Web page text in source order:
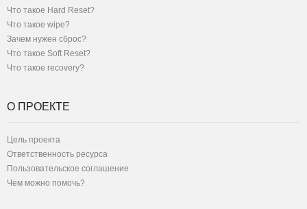
Что такое Hard Reset?
Что такое wipe?
Зачем нужен сброс?
Что такое Soft Reset?
Что такое recovery?
О ПРОЕКТЕ
Цель проекта
Ответственность ресурса
Пользовательское соглашение
Чем можно помочь?